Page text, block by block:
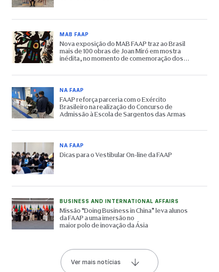
MAB FAAP
Nova exposição do MAB FAAP traz ao Brasil
mais de 100 obras de Joan Miró em mostra
inédita, no momento de comemoração dos
NA FAAP
FAAP reforça parceria com o Exército
Brasileiro na realização do Concurso de
Admissão à Escola de Sargentos das Armas
NA FAAP
Dicas para o Vestibular On-line da FAAP
BUSINESS AND INTERNATIONAL AFFAIRS
Missão “Doing Business in China” leva alunos
da FAAP a uma imersão no
maior polo de inovação da Ásia
Ver mais notícias